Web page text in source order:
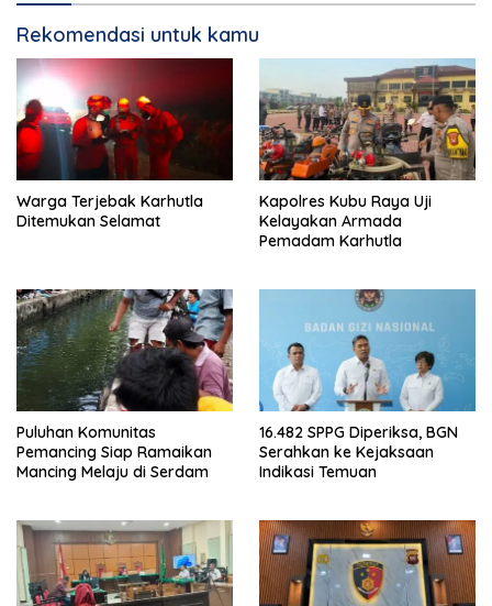
Rekomendasi untuk kamu
Warga Terjebak Karhutla
Ditemukan Selamat
Kapolres Kubu Raya Uji
Kelayakan Armada
Pemadam Karhutla
Puluhan Komunitas
Pemancing Siap Ramaikan
Mancing Melaju di Serdam
16.482 SPPG Diperiksa, BGN
Serahkan ke Kejaksaan
Indikasi Temuan